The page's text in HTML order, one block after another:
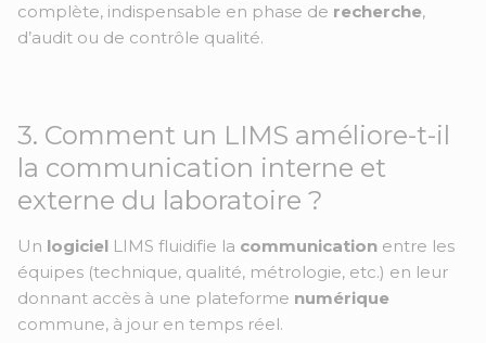
complète, indispensable en phase de recherche,
d’audit ou de contrôle qualité.
3. Comment un LIMS améliore-t-il
la communication interne et
externe du laboratoire ?
Un logiciel LIMS fluidifie la communication entre les
équipes (technique, qualité, métrologie, etc.) en leur
donnant accès à une plateforme numérique
commune, à jour en temps réel.